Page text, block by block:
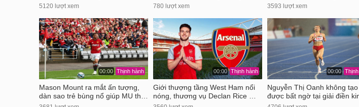
5120 lượt xem 780 lượt xem 3593 lượt xem
00:00 Thịnh hành
Mason Mount ra mắt ấn tượng,
dàn sao trẻ bùng nổ giúp MU th…
00:00 Thịnh hành
Giới thượng tầng West Ham nổi
nóng, thương vụ Declan Rice …
00:00
Nguyễn Thị Oanh không tạo
được bất ngờ tại giải điền